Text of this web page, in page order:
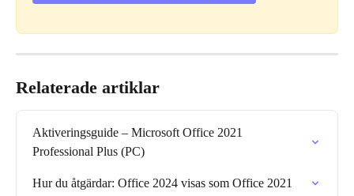
Relaterade artiklar
Aktiveringsguide – Microsoft Office 2021
Professional Plus (PC)
Hur du åtgärdar: Office 2024 visas som Office 2021